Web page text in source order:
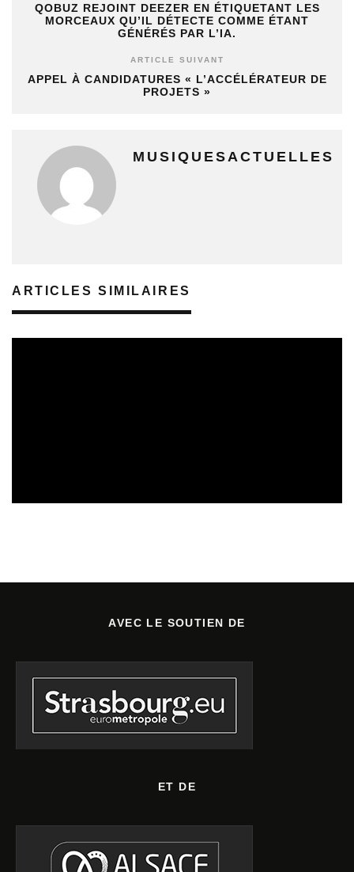
QOBUZ REJOINT DEEZER EN ÉTIQUETANT LES
MORCEAUX QU’IL DÉTECTE COMME ÉTANT
GÉNÉRÉS PAR L’IA.
ARTICLE SUIVANT
APPEL À CANDIDATURES « L’ACCÉLÉRATEUR DE
PROJETS »
MUSIQUESACTUELLES
ARTICLES SIMILAIRES
AVEC LE SOUTIEN DE
ET DE